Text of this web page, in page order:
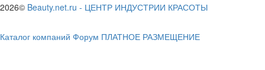
2026© Beauty.net.ru - ЦЕНТР ИНДУСТРИИ КРАСОТЫ
Каталог компаний Форум ПЛАТНОЕ РАЗМЕЩЕНИЕ